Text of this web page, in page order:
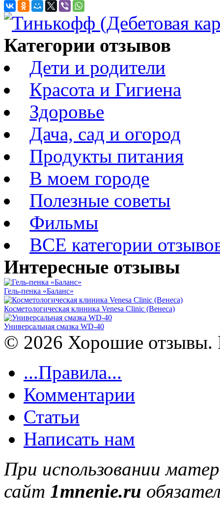
Категории отзывов
Дети и родители
Красота и Гигиена
Здоровье
Дача, сад и огород
Продукты питания
В моем городе
Полезные советы
Фильмы
ВСЕ категории
Интересные отзывы
Гель-пенка «Баланс»
Косметологическая клиника Venesa Clinic (Венеса)
Универсальная смазка WD-40
© 2026 Хорошие отзывы.
...Правила...
Комментарии
Статьи
Написать нам
При использовании
сайт 1mnenie.ru